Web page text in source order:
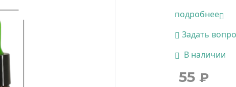
подробнее
Задать
В наличии
55 ₽